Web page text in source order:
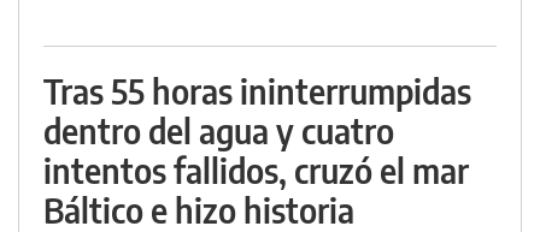
Tras 55 horas ininterrumpidas
dentro del agua y cuatro
intentos fallidos, cruzó el mar
Báltico e hizo historia